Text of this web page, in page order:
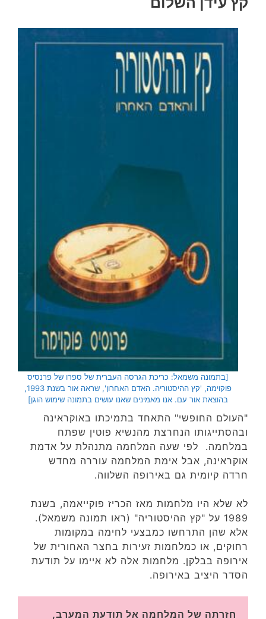
[בתמונה משמאל: כריכת הגרסה העברית של ספרו של פרנסיס
פוקוימה, 'קץ ההיסטוריה. האדם האחרון', שראה אור בשנת 1993,
בהוצאת אור עם. אנו מאמינים שאנו עושים בתמונה שימוש הוגן]
"העולם החופשי" התאחד בתמיכתו באוקראינה
ובהסתייגותו הנחרצת מהנשיא פוטין שפתח
במלחמה. לפי שעה המלחמה מתנהלת על אדמת
אוקראינה, אבל אימת המלחמה עוררה מחדש
חרדה קיומית גם באירופה השלווה.
לא שלא היו מלחמות מאז הכריז פוקייאמה, בשנת
1989 על "קץ ההיסטוריה" (ראו תמונה משמאל).
אלא שהן התרחשו כמבצעי לחימה במקומות
רחוקים, או כמלחמות זעירות בחצר האחורית של
אירופה בבלקן. מלחמות אלה לא איימו על תודעת
הסדר היציב באירופה.